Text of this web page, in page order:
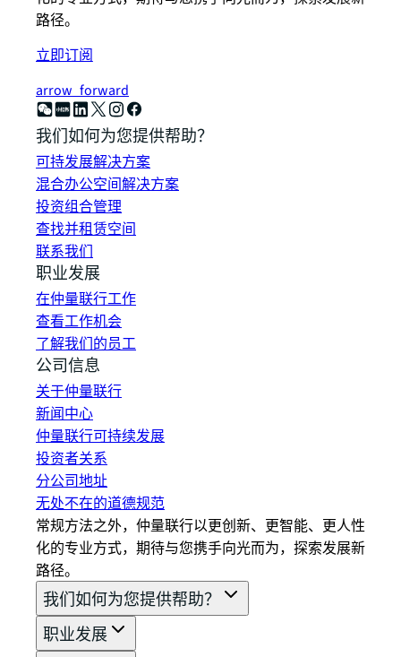
路径。
立即订阅
arrow_forward
我们如何为您提供帮助？
可持发展解决方案
混合办公空间解决方案
投资组合管理
查找并租赁空间
联系我们
职业发展
在仲量联行工作
查看工作机会
了解我们的员工
公司信息
关于仲量联行
新闻中心
仲量联行可持续发展
投资者关系
分公司地址
无处不在的道德规范
常规方法之外，仲量联行以更创新、更智能、更人性
化的专业方式，期待与您携手向光而为，探索发展新
路径。
我们如何为您提供帮助？
职业发展